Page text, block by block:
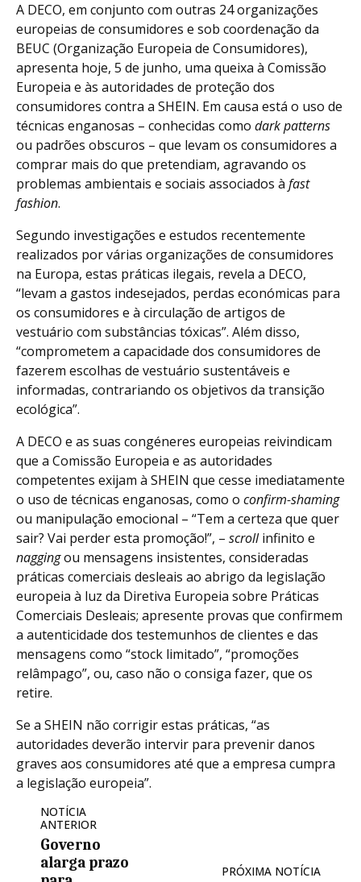
A DECO, em conjunto com outras 24 organizações
europeias de consumidores e sob coordenação da
BEUC (Organização Europeia de Consumidores),
apresenta hoje, 5 de junho, uma queixa à Comissão
Europeia e às autoridades de proteção dos
consumidores contra a SHEIN. Em causa está o uso de
técnicas enganosas – conhecidas como dark patterns
ou padrões obscuros – que levam os consumidores a
comprar mais do que pretendiam, agravando os
problemas ambientais e sociais associados à fast
fashion.
Segundo investigações e estudos recentemente
realizados por várias organizações de consumidores
na Europa, estas práticas ilegais, revela a DECO,
“levam a gastos indesejados, perdas económicas para
os consumidores e à circulação de artigos de
vestuário com substâncias tóxicas”. Além disso,
“comprometem a capacidade dos consumidores de
fazerem escolhas de vestuário sustentáveis e
informadas, contrariando os objetivos da transição
ecológica”.
A DECO e as suas congéneres europeias reivindicam
que a Comissão Europeia e as autoridades
competentes exijam à SHEIN que cesse imediatamente
o uso de técnicas enganosas, como o confirm-shaming
ou manipulação emocional – “Tem a certeza que quer
sair? Vai perder esta promoção!”, – scrollinfinito e
naggingou mensagens insistentes, consideradas
práticas comerciais desleais ao abrigo da legislação
europeia à luz da Diretiva Europeia sobre Práticas
Comerciais Desleais; apresente provas que confirmem
a autenticidade dos testemunhos de clientes e das
mensagens como “stock limitado”, “promoções
relâmpago”, ou, caso não o consiga fazer, que os
retire.
Se a SHEIN não corrigir estas práticas, “as
autoridades deverão intervir para prevenir danos
graves aos consumidores até que a empresa cumpra
a legislação europeia”.
NOTÍCIA
ANTERIOR
Governo
alarga prazo
PRÓXIMA NOTÍCIA